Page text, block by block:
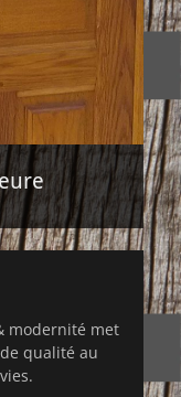
modernité met
qualité au